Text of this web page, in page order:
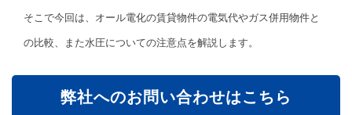
そこで今回は、オール電化の賃貸物件の電気代やガス併用物件と
の比較、また水圧についての注意点を解説します。
弊社へのお問い合わせはこちら